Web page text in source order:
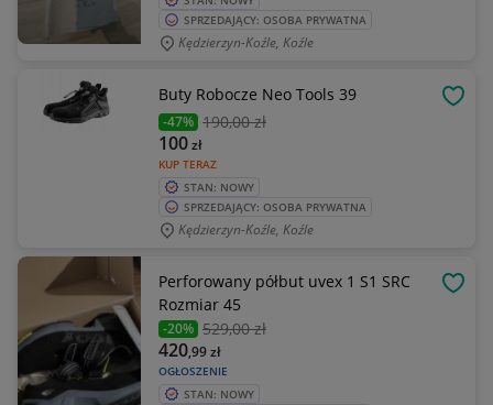
SPRZEDAJĄCY: OSOBA PRYWATNA
Kędzierzyn-Koźle, Koźle
Buty Robocze Neo Tools 39
-47% 190,00 zł
KUP TERAZ
100zł
STAN: NOWY
SPRZEDAJĄCY: OSOBA PRYWATNA
Kędzierzyn-Koźle, Koźle
Perforowany półbut uvex 1 S1 SRC
Rozmiar 45
-20% 529,00 zł
OGŁOSZENIE
420,99zł
STAN: NOWY